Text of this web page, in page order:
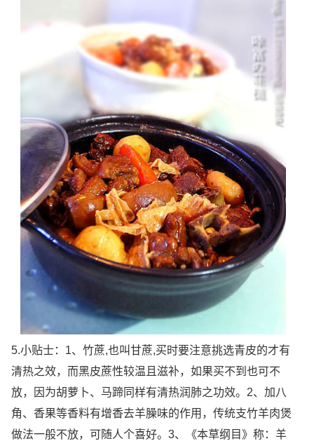
5.小贴士：1、竹蔗,也叫甘蔗,买时要注意挑选青皮的才有
清热之效，而黑皮蔗性较温且滋补，如果买不到也可不
放，因为胡萝卜、马蹄同样有清热润肺之功效。2、加八
角、香果等香料有增香去羊臊味的作用，传统支竹羊肉煲
做法一般不放，可随人个喜好。3、《本草纲目》称：羊